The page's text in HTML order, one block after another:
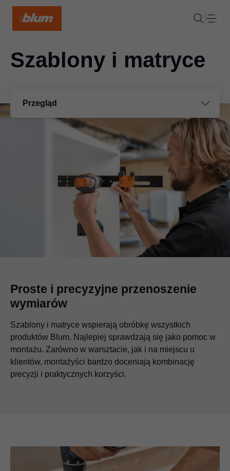
Przegląd
Szablony i matryce
Proste i precyzyjne przenoszenie
wymiarów
Szablony i matryce wspierają obróbkę wszystkich
produktów Blum. Najlepiej sprawdzają się jako pomoc w
montażu. Zarówno w warsztacie, jak i na miejscu u
klientów, montażyści bardzo doceniają kombinację
precyzji i praktycznych korzyści.